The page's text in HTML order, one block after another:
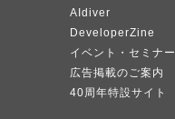
AIdiver
DeveloperZine
イベント・セミナー
広告掲載のご案内
40周年特設サイト